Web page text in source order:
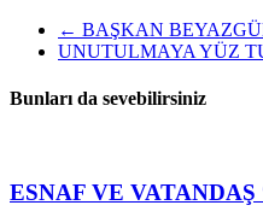
← BAŞKAN
UNUTULMAYA YÜZ
Bunları da sevebilirsiniz
ESNAF VE